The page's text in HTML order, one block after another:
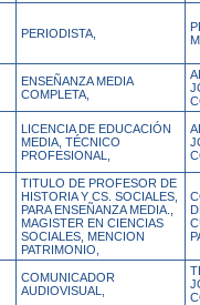
PERIODISTA,
ENSEÑANZA MEDIA
COMPLETA,
LICENCIA DE EDUCACIÓN
MEDIA, TÉCNICO
PROFESIONAL,
TITULO DE PROFESOR DE
HISTORIA Y CS. SOCIALES,
PARA ENSEÑANZA MEDIA.,
MAGISTER EN CIENCIAS
SOCIALES, MENCION
PATRIMONIO,
COMUNICADOR
AUDIOVISUAL,